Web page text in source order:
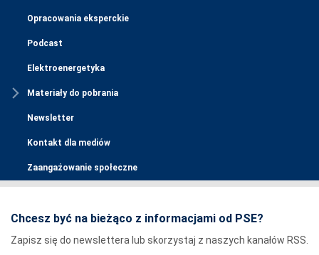
Opracowania eksperckie
Podcast
Elektroenergetyka
Materiały do pobrania
Newsletter
Kontakt dla mediów
Zaangażowanie społeczne
Chcesz być na bieżąco z informacjami od PSE?
Zapisz się do newslettera lub skorzystaj z naszych kanałów RSS.